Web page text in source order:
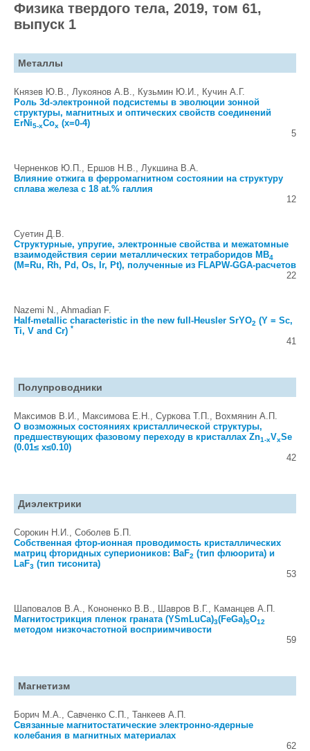
Физика твердого тела, 2019, том 61,
выпуск 1
Металлы
Князев Ю.В., Лукоянов А.В., Кузьмин Ю.И., Кучин А.Г.
Роль 3d-электронной подсистемы в эволюции зонной
структуры, магнитных и оптических свойств соединений
ErNi5-xCox (x=0-4)
5
Черненков Ю.П., Ершов Н.В., Лукшина В.А.
Влияние отжига в ферромагнитном состоянии на структуру
сплава железа с 18 at.% галлия
12
Суетин Д.В.
Структурные, упругие, электронные свойства и межатомные
взаимодействия серии металлических тетраборидов MB4
(M=Ru, Rh, Pd, Os, Ir, Pt), полученные из FLAPW-GGA-расчетов
22
Nazemi N., Ahmadian F.
Half-metallic characteristic in the new full-Heusler SrYO2 (Y = Sc,
Ti, V and Cr) *
41
Полупроводники
Максимов В.И., Максимова Е.Н., Суркова Т.П., Вохмянин А.П.
О возможных состояниях кристаллической структуры,
предшествующих фазовому переходу в кристаллах Zn1-xVxSe
(0.01≤ x≤0.10)
42
Диэлектрики
Сорокин Н.И., Соболев Б.П.
Собственная фтор-ионная проводимость кристаллических
матриц фторидных супериоников: BaF2 (тип флюорита) и
LaF3 (тип тисонита)
53
Шаповалов В.А., Кононенко В.В., Шавров В.Г., Каманцев А.П.
Магнитострикция пленок граната (YSmLuCa)3(FeGa)5O12
методом низкочастотной восприимчивости
59
Магнетизм
Борич М.А., Савченко С.П., Танкеев А.П.
Связанные магнитостатические электронно-ядерные
колебания в магнитных материалах
62